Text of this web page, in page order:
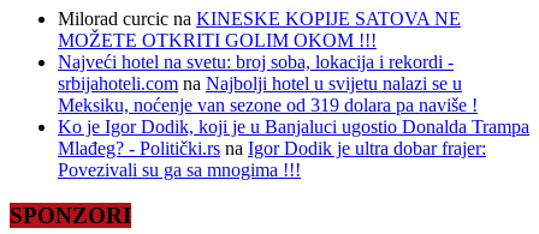
Milorad curcic na KINESKE KOPIJE SATOVA NE
MOŽETE OTKRITI GOLIM OKOM !!!
Najveći hotel na svetu: broj soba, lokacija i rekordi -
srbijahoteli.com na Najbolji hotel u svijetu nalazi se u
Meksiku, noćenje van sezone od 319 dolara pa naviše !
Ko je Igor Dodik, koji je u Banjaluci ugostio Donalda Trampa
Mlađeg? - Politički.rs na Igor Dodik je ultra dobar frajer:
Povezivali su ga sa mnogima !!!
SPONZORI